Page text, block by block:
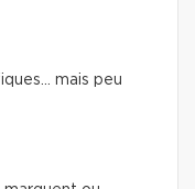
mais peu